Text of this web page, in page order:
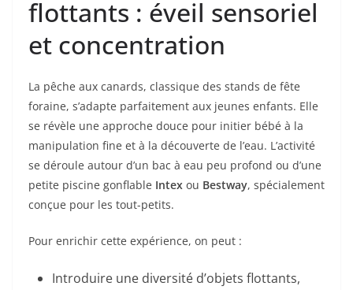
flottants : éveil sensoriel
et concentration
La pêche aux canards, classique des stands de fête
foraine, s’adapte parfaitement aux jeunes enfants. Elle
se révèle une approche douce pour initier bébé à la
manipulation fine et à la découverte de l’eau. L’activité
se déroule autour d’un bac à eau peu profond ou d’une
petite piscine gonflable Intex ou Bestway, spécialement
conçue pour les tout-petits.
Pour enrichir cette expérience, on peut :
Introduire une diversité d’objets flottants,